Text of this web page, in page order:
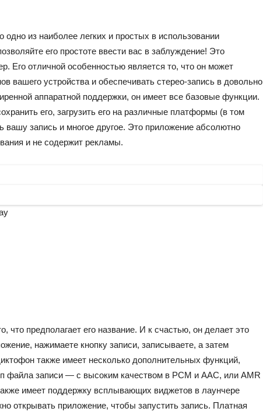
из наиболее легких и простых в использовании
его простоте ввести вас в заблуждение! Это
Его отличной особенностью является то, что он может
вашего устройства и обеспечивать стерео-запись в довольно
аппаратной поддержки, он имеет все базовые функции.
его, загрузить его на различные платформы (в том
вашу запись и многое другое. Это приложение абсолютно
и не содержит рекламы.
что предполагает его название. И к счастью, он делает это
нажимаете кнопку записи, записываете, а затем
также имеет несколько дополнительных функций,
файла записи — с высоким качеством в PCM и AAC, или AMR
имеет поддержку всплывающих виджетов в лаунчере
открывать приложение, чтобы запустить запись. Платная